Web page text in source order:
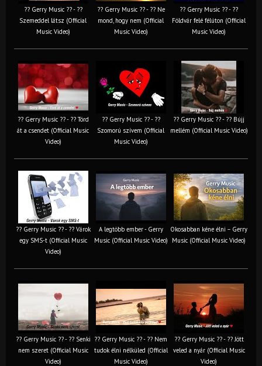
?? Gerry Music ?? - ??
Szemeddel látsz (Official
Music Video)
?? Gerry Music ?? - ?? Ne
mond, hogy nem (Official
Music Video)
?? Gerry Music ?? - ??
Földvár felé félúton (Official
Music Video)
?? Gerry Music ?? - ?? Törd
át a csendet (Official Music
Video)
?? Gerry Music ?? - ??
Szomorú szívem (Official
Music Video)
?? Gerry Music ?? - ?? Bújj
mellém (Official Music Video)
?? Gerry Music ?? - ?? Várok
egy SMS-t (Official Music
Video)
A legtöbb ember - Gerry
Music (Official Music Video)
Okosabban kéne élni – Gerry
Music (Official Music Video)
?? Gerry Music ?? - ?? Senki
nem szeret (Official Music
Video)
?? Gerry Music ?? - ?? Nem
tudok élni nélküled (Official
Music Video)
?? Gerry Music ?? - ?? Jött
veled a nyár (Official Music
Video)